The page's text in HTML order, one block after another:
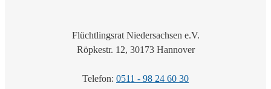
Flüchtlingsrat Niedersachsen e.V.
Röpkestr. 12, 30173 Hannover
Telefon: 0511 - 98 24 60 30